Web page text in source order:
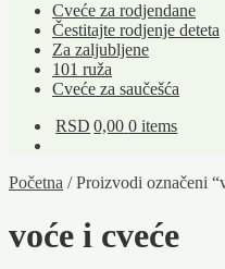
Cveće za rodjendane
Čestitajte rodjenje deteta
Za zaljubljene
101 ruža
Cveće za saučešća
RSD 0,00 0 items
Početna /Proizvodi označeni
voće i cveće